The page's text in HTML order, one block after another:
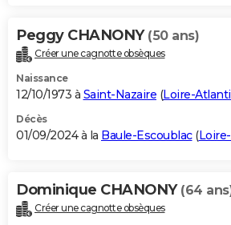
Carte de Noël
Carte Bonne année
Carte Saint-Valentin
Carte Pâques
Carte d'anniversaire
DICTIONNAIRE
Dictionnaire
Biographies
Citations
Expressions
Proverbes
PROGRAMME TV
S'inscrire
Se connecter
Lycées
Collèges
Primaires
Universités
Entreprises
Service militaire
Avis de recherche
AVIS DE DÉCÈS
Bricolage
Lifestyle
Culture
Sport
Auto
Television
Voyage
Cinema
Peggy CHANONY (50 ans)
Créer une cagnotte obsèques
Naissance
12/10/1973 à Saint-Nazaire (Loire-
Décès
01/09/2024 à la Baule-Escoublac(
Dominique CHANONY (64
Créer une cagnotte obsèques